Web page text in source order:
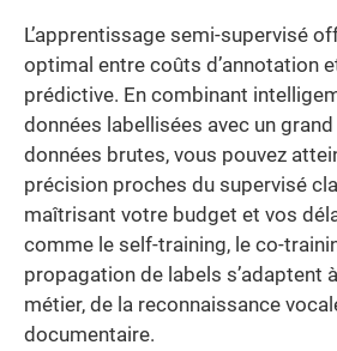
L’apprentissage semi-supervisé
optimal entre coûts d’annotation
prédictive. En combinant
données labellisées avec un
données brutes, vous pouvez
précision proches du supervisé
maîtrisant votre budget et vos
comme le self-training, le co-
propagation de labels s’adaptent
métier, de la reconnaissance
documentaire.